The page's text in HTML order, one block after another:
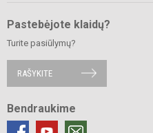
Pastebėjote klaidų?
Turite pasiūlymų?
RAŠYKITE
Bendraukime